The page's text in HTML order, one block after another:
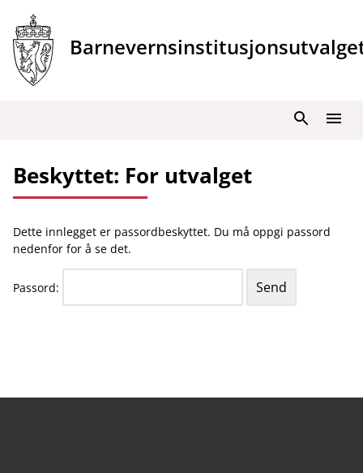
innhold
Meny
Søk
Beskyttet: For utvalget
Dette innlegget er passordbeskyttet. Du må oppgi passord
nedenfor for å se det.
Passord: